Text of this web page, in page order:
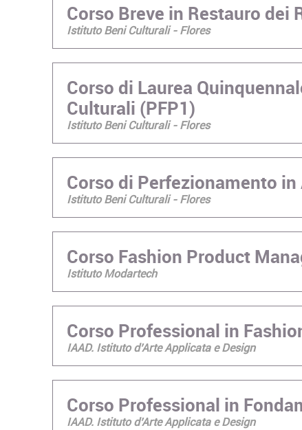
Corso Breve in Restauro dei
Istituto Beni Culturali - Flores
Corso di Laurea
Culturali (PFP1)
Istituto Beni Culturali - Flores
Corso di Perfezionamento
Istituto Beni Culturali - Flores
Corso Fashion Product
Istituto Modartech
Corso Professional in
IAAD. Istituto d’Arte Applicata e Design
Corso Professional in
IAAD. Istituto d’Arte Applicata e Design